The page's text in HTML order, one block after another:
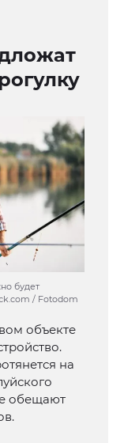
будет
/ Fotodom
объекте
на
обещают